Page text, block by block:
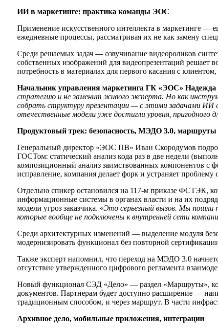
ИИ в маркетинге: практика команды ЭОС
Применение искусственного интеллекта в маркетинге —
ежедневные процессы, рассматривая их не как замену
Среди решаемых задач — озвучивание видеороликов
собственных изображений для видеопрезентаций решает
потребность в материалах для первого касания с
Начальник управления маркетинга ГК «ЭОС»
стратегию и не заменит живого эксперта. Но как
собрать структуру презентации — с этими задачами
отечественные модели уже достигли уровня, пригодного
Продуктовый трек: безопасность, МЭДО 3.0, маршруты
Генеральный директор «ЭОС ПВ» Иван Скородумов
ГОСТом: статический анализ кода раз в две недели
композиционный анализ заимствованных компонентов с
исправление, компания делает форк и устраняет проблему
Отдельно спикер остановился на 117-м приказе ФСТЭК,
информационные системы в органах власти и на их
модели угроз заказчика. «Это серьезный вызов. Мы пошли
которые вообще не подключены к внутренней сети
Среди архитектурных изменений — выделение модуля
модернизировать функционал без повторной
Также эксперт напомнил, что переход на МЭДО 3.0
отсутствие утвержденного цифрового регламента
Новый функционал СЭД «Дело» — раздел «Маршруты»,
документов. Партнерам будет доступно расширение —
традиционным способом, и через маршрут. В части
Архивное дело, мобильные приложения, интеграции